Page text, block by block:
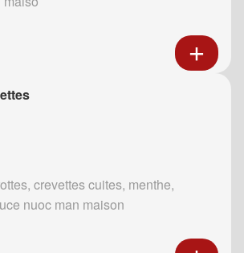
crevettes cuites, menthe,
nuoc man maison